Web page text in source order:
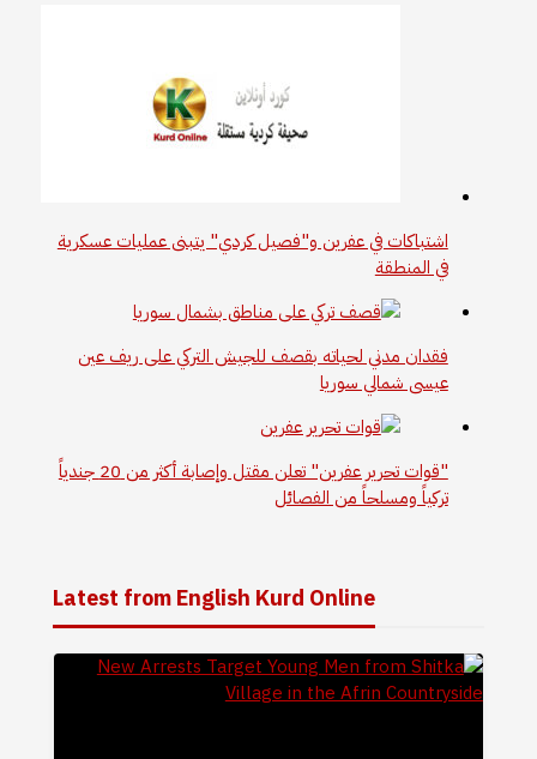
اشتباكات في عفرين و"فصيل كردي" يتبنى عمليات عسكرية
في المنطقة
فقدان مدني لحياته بقصف للجيش التركي على ريف عين
عيسى شمالي سوريا
"قوات تحرير عفرين" تعلن مقتل وإصابة أكثر من 20 جندياً
تركياً ومسلحاً من الفصائل
Latest from English Kurd Online